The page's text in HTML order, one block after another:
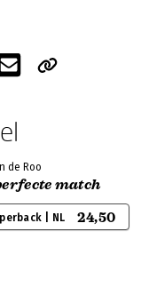
de Roo
match
| NL 24,50